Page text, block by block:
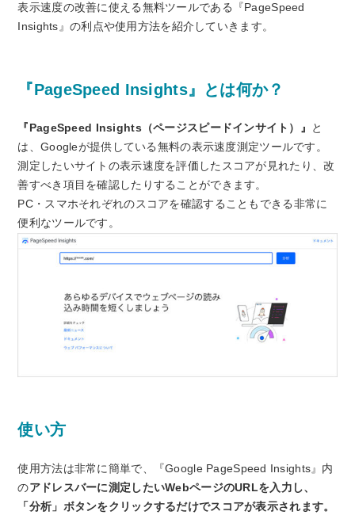
表示速度の改善に使える無料ツールである『PageSpeed
Insights』の利点や使用方法を紹介していきます。
『PageSpeed Insights』とは何か？
『PageSpeed Insights（ページスピードインサイト）』
と
は、Googleが提供している無料の表示速度測定ツールです。
測定したいサイトの表示速度を評価したスコアが見れたり、改
善すべき項目を確認したりすることができます。
PC・スマホそれぞれのスコアを確認することもできる非常に
便利なツールです。
使い方
使用方法は非常に簡単で、『Google PageSpeed Insights』内
のアドレスバーに測定したいWebページのURLを入力し、
「分析」ボタンをクリックするだけでスコアが表示されます。